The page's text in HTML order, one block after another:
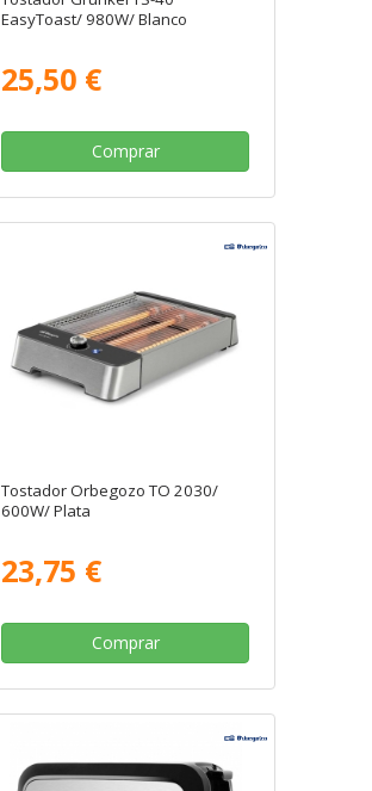
EasyToast/ 980W/ Blanco
25,50 €
Comprar
Tostador Orbegozo TO 2030/
600W/ Plata
23,75 €
Comprar